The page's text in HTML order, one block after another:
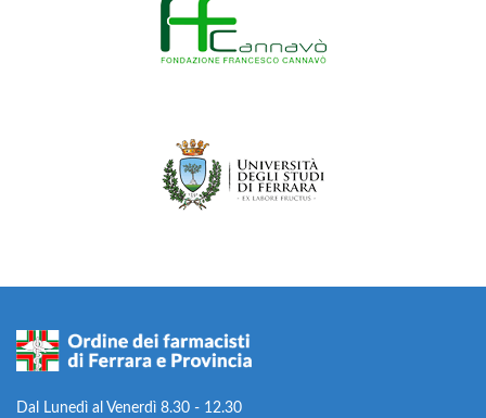
Dal Lunedì al Venerdì 8.30 - 12.30